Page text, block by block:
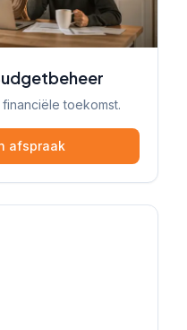
toekomst.
afspraak